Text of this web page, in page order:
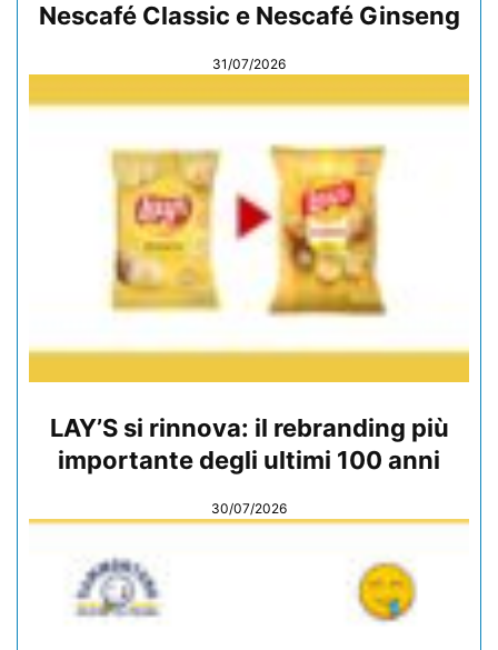
Nescafé Classic e Nescafé Ginseng
31/07/2026
LAY’S si rinnova: il rebranding più
importante degli ultimi 100 anni
30/07/2026